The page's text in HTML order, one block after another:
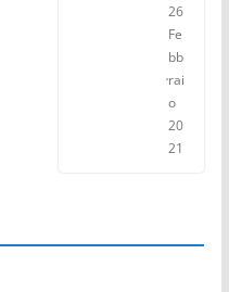
26
Fe
bb
rai
o
20
21